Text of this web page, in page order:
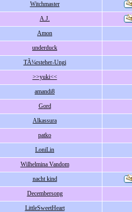
Witchmaster
A.J.
Amon
underduck
TÃ¼rsteher-Ungi
>>yuki<<
amandi8
Gord
Alkassura
patko
LoniLin
Wilhelmina Vandom
nacht kind
Decembersong
LittleSweetHeart